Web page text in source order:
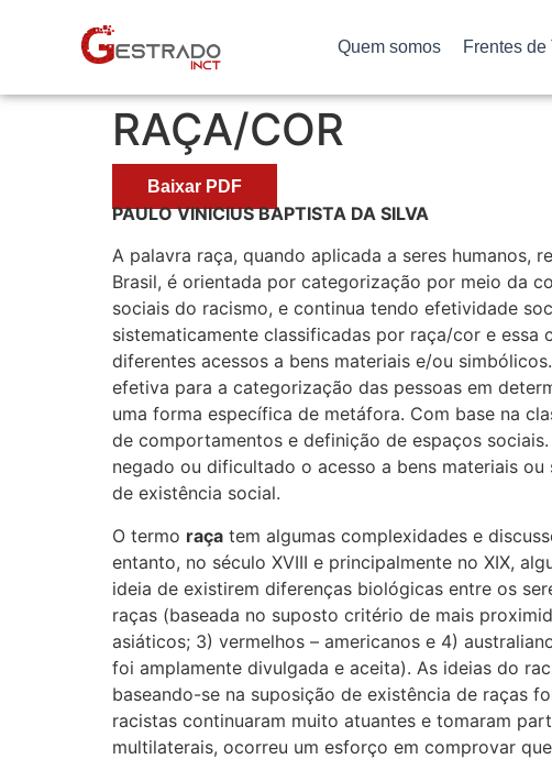
Quem somos Frentes de
RAÇA/COR
Baixar PDF
PAULO VINICIUS BAPTISTA DA SILVA
A palavra raça, quando aplicada a seres humanos,
Brasil, é orientada por categorização por meio da
sociais do racismo, e continua tendo efetividade
sistematicamente classificadas por raça/cor e
diferentes acessos a bens materiais e/ou
efetiva para a categorização das pessoas em
uma forma específica de metáfora. Com base na
de comportamentos e definição de espaços
negado ou dificultado o acesso a bens materiais
de existência social.
O termo raça tem algumas complexidades e
entanto, no século XVIII e principalmente no XIX,
ideia de existirem diferenças biológicas entre os
raças (baseada no suposto critério de mais
asiáticos; 3) vermelhos – americanos e 4)
foi amplamente divulgada e aceita). As ideias do
baseando-se na suposição de existência de raças
racistas continuaram muito atuantes e tomaram
multilaterais, ocorreu um esforço em comprovar